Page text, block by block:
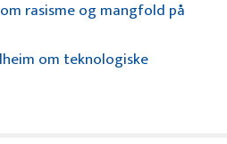
rasisme og mangfold på
om teknologiske